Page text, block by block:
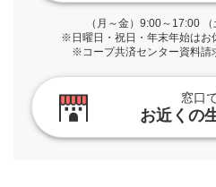
（月～金）9:00～17:00
※日曜日・祝日・年末年始はお
※コープ共済センター資料請
窓口
お近くの